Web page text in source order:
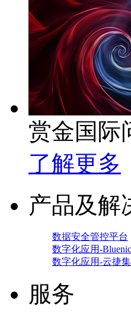
赏金国际
了解更多
产品及解
数据安全管控平台
数字化应用-
数字化应用-云捷
服务